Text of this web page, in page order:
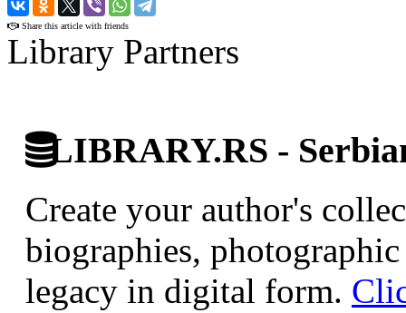
Share this article with friends
Library Partners
LIBRARY.RS -
Create your author's
biographies,
legacy in digital form.